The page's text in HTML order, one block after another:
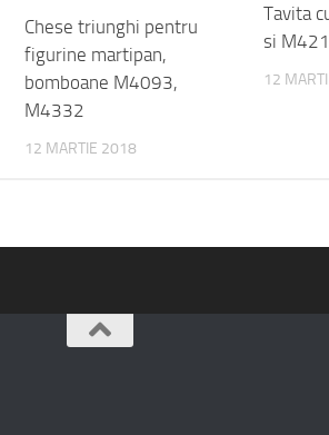
Chese triunghi pentru
figurine martipan,
bomboane M4093,
M4332
12 MARTIE 2018
Tavita
si
12